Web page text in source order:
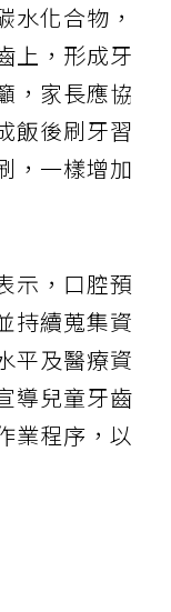
水化合物，
上，形成牙
，家長應協
飯後刷牙習
，一樣增加
示，口腔預
持續蒐集資
平及醫療資
導兒童牙齒
業程序，以